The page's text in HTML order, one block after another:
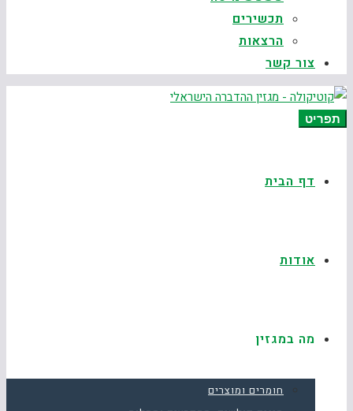
תכשירים
הרצאות
צור קשר
תפריט
דף הבית
אודות
מה במגזין
חומרים ומוצרים